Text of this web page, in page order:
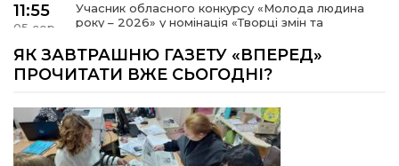
11:55
05 сер
Учасник обласного конкурсу «Молода людина
року – 2026» у номінація «Творці змін та
15:18
Мобільні клініки надали медичну допомогу 4
09:27
03 сер
ВПО можуть не платити за частину
комунальних послуг: про що йдеться
ЯК ЗАВТРАШНЮ ГАЗЕТУ «ВПЕРЕД»
ПРОЧИТАТИ ВЖЕ СЬОГОДНІ?